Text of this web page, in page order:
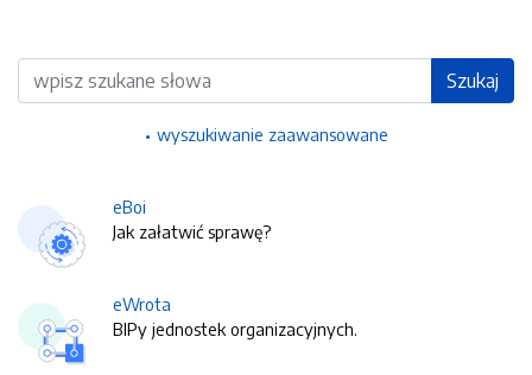
Wyszukiwarka Szukaj
wyszukiwanie zaawansowane
eBoi
Jak załatwić sprawę?
eWrota
BIPy jednostek organizacyjnych.